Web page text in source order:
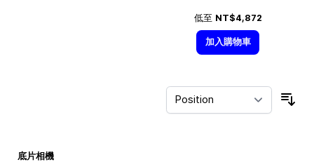
低至 NT$4,872
加入購物車
底片相機